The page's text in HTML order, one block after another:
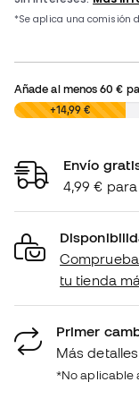
Añade al menos60 €
0,00 € +14,99 €
Envío
4,99 €
tu tienda
Primer
Más
*No aplicable